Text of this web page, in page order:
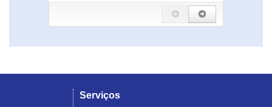
Serviços